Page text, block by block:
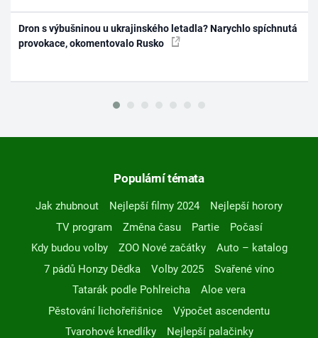
Dron s výbušninou u ukrajinského letadla? Narychlo spíchnutá
provokace, okomentovalo Rusko
Populární témata
Jak zhubnout Nejlepší filmy 2024
Nejlepší horory
TV program
Změna času Partie
Počasí
Kdy budou volby
ZOO Nové začátky
Auto – katalog
7 pádů Honzy Dědka
Volby 2025
Svařené víno
Tatarák podle Pohlreicha
Aloe vera
Pěstování lichořeřišnice
Výpočet ascendentu
Tvarohové knedlíky
Nejlepší palačinky